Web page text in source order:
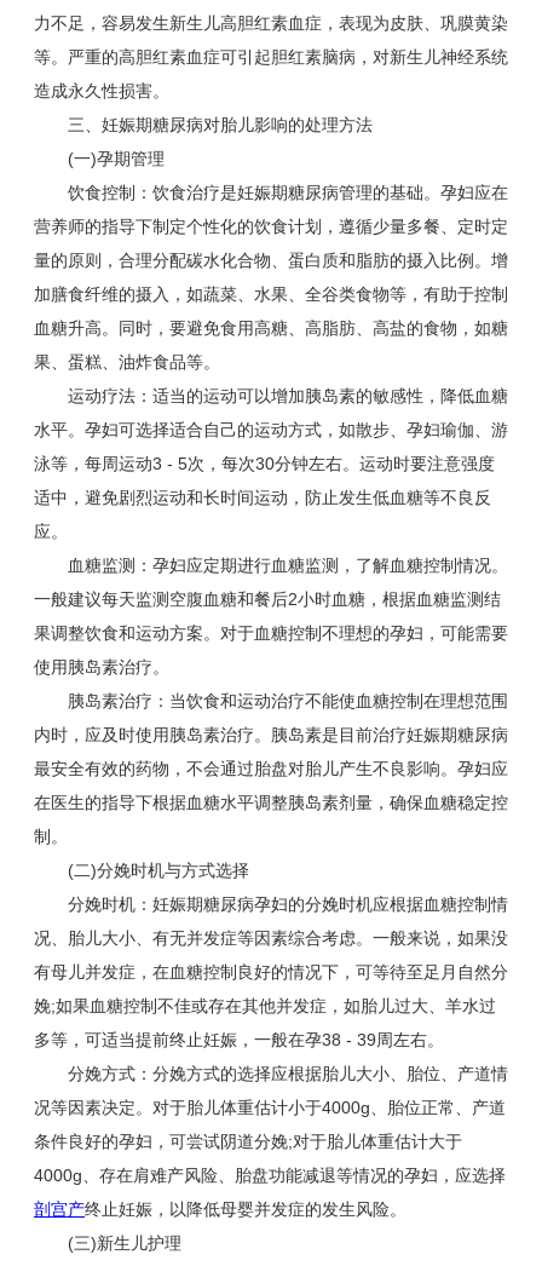
力不足，容易发生新生儿高胆红素血症，表现为皮肤、巩膜黄染
等。严重的高胆红素血症可引起胆红素脑病，对新生儿神经系统
造成永久性损害。
三、妊娠期糖尿病对胎儿影响的处理方法
(一)孕期管理
饮食控制：饮食治疗是妊娠期糖尿病管理的基础。孕妇应在
营养师的指导下制定个性化的饮食计划，遵循少量多餐、定时定
量的原则，合理分配碳水化合物、蛋白质和脂肪的摄入比例。增
加膳食纤维的摄入，如蔬菜、水果、全谷类食物等，有助于控制
血糖升高。同时，要避免食用高糖、高脂肪、高盐的食物，如糖
果、蛋糕、油炸食品等。
运动疗法：适当的运动可以增加胰岛素的敏感性，降低血糖
水平。孕妇可选择适合自己的运动方式，如散步、孕妇瑜伽、游
泳等，每周运动3 - 5次，每次30分钟左右。运动时要注意强度
适中，避免剧烈运动和长时间运动，防止发生低血糖等不良反
应。
血糖监测：孕妇应定期进行血糖监测，了解血糖控制情况。
一般建议每天监测空腹血糖和餐后2小时血糖，根据血糖监测结
果调整饮食和运动方案。对于血糖控制不理想的孕妇，可能需要
使用胰岛素治疗。
胰岛素治疗：当饮食和运动治疗不能使血糖控制在理想范围
内时，应及时使用胰岛素治疗。胰岛素是目前治疗妊娠期糖尿病
最安全有效的药物，不会通过胎盘对胎儿产生不良影响。孕妇应
在医生的指导下根据血糖水平调整胰岛素剂量，确保血糖稳定控
制。
(二)分娩时机与方式选择
分娩时机：妊娠期糖尿病孕妇的分娩时机应根据血糖控制情
况、胎儿大小、有无并发症等因素综合考虑。一般来说，如果没
有母儿并发症，在血糖控制良好的情况下，可等待至足月自然分
娩;如果血糖控制不佳或存在其他并发症，如胎儿过大、羊水过
多等，可适当提前终止妊娠，一般在孕38 - 39周左右。
分娩方式：分娩方式的选择应根据胎儿大小、胎位、产道情
况等因素决定。对于胎儿体重估计小于4000g、胎位正常、产道
条件良好的孕妇，可尝试阴道分娩;对于胎儿体重估计大于
4000g、存在肩难产风险、胎盘功能减退等情况的孕妇，应选择
剖宫产终止妊娠，以降低母婴并发症的发生风险。
(三)新生儿护理